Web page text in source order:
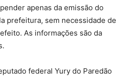
apenas da emissão do
prefeitura, sem necessidade de
As informações são da
federal Yury do Paredão